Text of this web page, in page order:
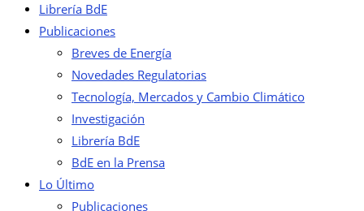
Librería BdE
Publicaciones
Breves de Energía
Novedades Regulatorias
Tecnología, Mercados y Cambio Climático
Investigación
Librería BdE
BdE en la Prensa
Lo Último
Publicaciones